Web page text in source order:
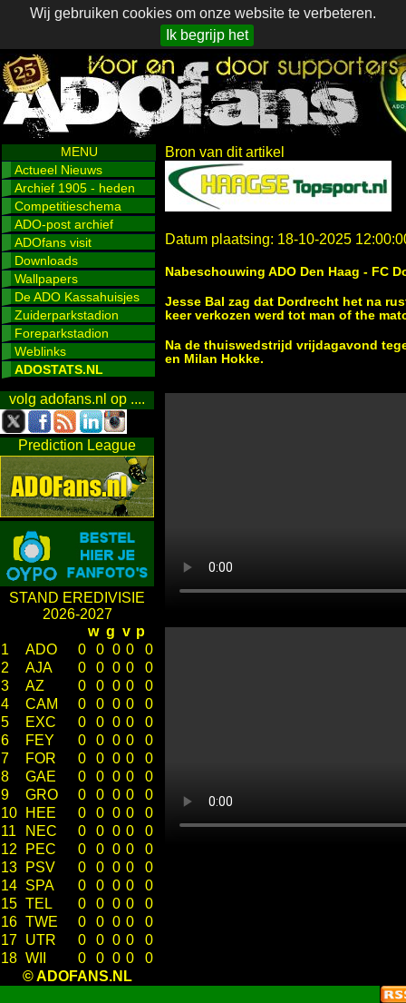
Wij gebruiken cookies om onze website te verbeteren.
Ik begrijp het
MENU
Actueel Nieuws
Archief 1905 - heden
Competitieschema
ADO-post archief
ADOfans visit
Downloads
Wallpapers
De ADO Kassahuisjes
Zuiderparkstadion
Foreparkstadion
Weblinks
ADOSTATS.NL
volg adofans.nl op ....
Prediction League
STAND EREDIVISIE
2026-2027
w g v p
1
ADO 0 0 0 0
0
2
AJA 0 0 0 0
0
3
AZ 0 0 0 0
0
4
CAM 0 0 0 0
0
5
EXC 0 0 0 0
0
6
FEY 0 0 0 0
0
7
FOR 0 0 0 0
0
8
GAE 0 0 0 0
0
9
GRO 0 0 0 0
0
10
HEE 0 0 0 0
0
11
NEC 0 0 0 0
0
12
PEC 0 0 0 0
0
13
PSV 0 0 0 0
0
14 SPA 0 0 0 0
0
15 TEL 0 0 0 0
0
16 TWE 0 0 0 0
0
17 UTR 0 0 0 0
0
18 WII 0 0 0 0
0
© ADOFANS.NL
Bron van dit artikel
Datum plaatsing: 18-10-2025
Nabeschouwing ADO Den Haag - FC
Jesse Bal zag dat Dordrecht het na
keer verkozen werd tot man of the
Na de thuiswedstrijd vrijdagavond
en Milan Hokke.